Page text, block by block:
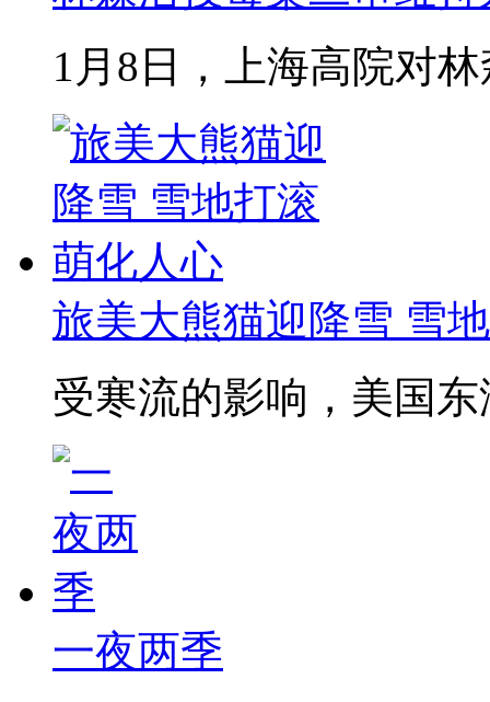
1月8日，上海高院对
旅美大熊猫迎降雪 雪
受寒流的影响，美国
一夜两季